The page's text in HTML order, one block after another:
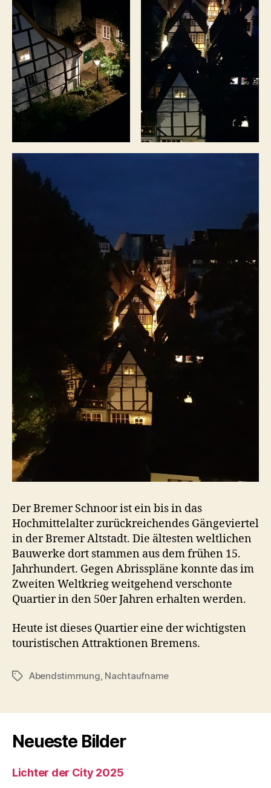
Der Bremer Schnoor ist ein bis in das
Hochmittelalter zurückreichendes Gängeviertel
in der Bremer Altstadt. Die ältesten weltlichen
Bauwerke dort stammen aus dem frühen 15.
Jahrhundert. Gegen Abrisspläne konnte das im
Zweiten Weltkrieg weitgehend verschonte
Quartier in den 50er Jahren erhalten werden.
Heute ist dieses Quartier eine der wichtigsten
touristischen Attraktionen Bremens.
Schlagwörter
Abendstimmung, Nachtaufname
Neueste Bilder
Lichter der City 2025